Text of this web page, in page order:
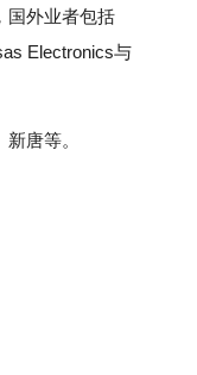
国外业者包括
Electronics与
唐等。